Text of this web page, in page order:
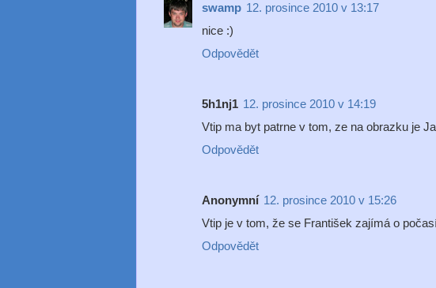
swamp 12. prosince 2010 v 13:17
nice :)
Odpovědět
5h1nj1 12. prosince 2010 v 14:19
Vtip ma byt patrne v tom, ze na obrazku je
Odpovědět
Anonymní 12. prosince 2010 v 15:26
Vtip je v tom, že se František zajímá o
Odpovědět